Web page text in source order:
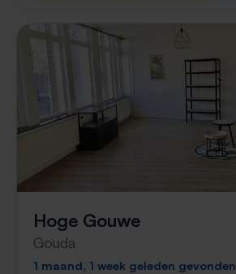
Hoge Gouwe
Gouda
1 maand, 1 week geleden gevonden